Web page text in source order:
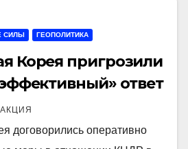
СИЛЫ ГЕОПОЛИТИКА
Корея пригрозили
ответ
оперативно